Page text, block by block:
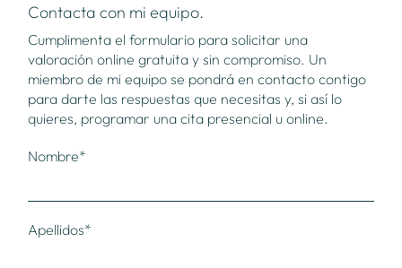
Contacta con mi equipo.
Cumplimenta el formulario para solicitar una
valoración online gratuita y sin compromiso. Un
miembro de mi equipo se pondrá en contacto contigo
para darte las respuestas que necesitas y, si así lo
quieres, programar una cita presencial u online.
Nombre*
Apellidos*